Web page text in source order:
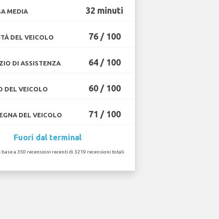
MEDIA 32 minuti
DEL VEICOLO 76 / 100
DI ASSISTENZA 64 / 100
DEL VEICOLO 60 / 100
DEL VEICOLO 71 / 100
Fuori dal terminal
base a 350 recensioni recenti di 3219 recensioni totali.